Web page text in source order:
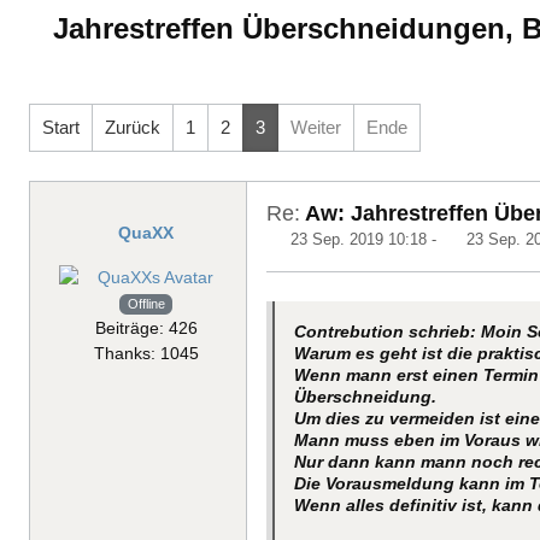
Jahrestreffen Überschneidungen,
Start Zurück 1 2 3 Weiter Ende
QuaXX
Offline
Beiträge: 426
Thanks: 1045
Re: Aw: Jahrestreffen
23 Sep. 2019 10:18 - 23 Sep.
Contrebution schrieb: Moin
Warum es geht ist die
Wenn mann erst einen
Überschneidung.
Um dies zu vermeiden ist
Mann muss eben im Voraus
Nur dann kann mann noch
Die Vorausmeldung kann im
Wenn alles definitiv ist, kann